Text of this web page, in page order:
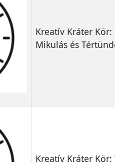
Kreatív Kráter Kör:
Mikulás és
Kreatív Kráter Kör: